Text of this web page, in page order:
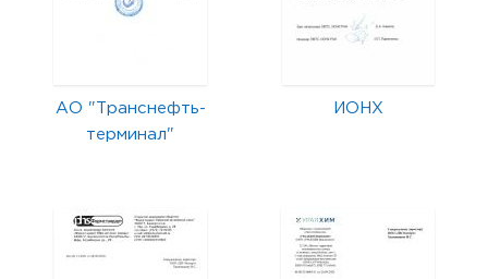
АО "Транснефть-
терминал"
ИОНХ